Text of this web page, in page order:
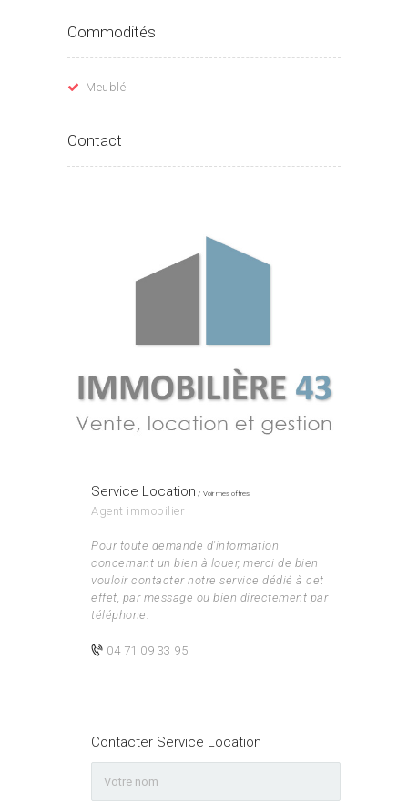
Commodités
Meublé
Contact
Service Location Voir mes offres
Agent immobilier
Pour toute demande d'information
concernant un bien à louer, merci de bien
vouloir contacter notre service dédié à cet
effet, par message ou bien directement par
téléphone.
04 71 09 33 95
Contacter Service Location